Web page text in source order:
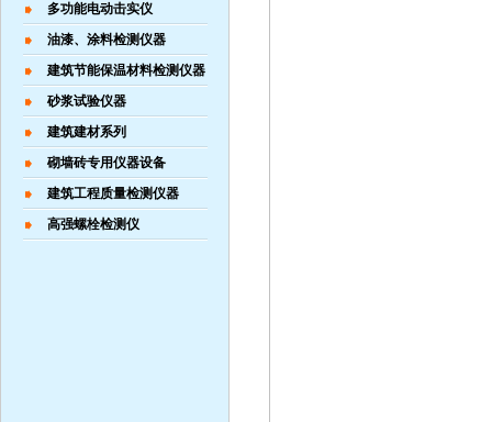
多功能电动击实仪
油漆、涂料检测仪器
建筑节能保温材料检测仪器
砂浆试验仪器
建筑建材系列
砌墙砖专用仪器设备
建筑工程质量检测仪器
高强螺栓检测仪